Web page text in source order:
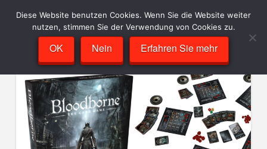
Diese Website benutzen Cookies. Wenn Sie die Website weiter
nutzen, stimmen Sie der Verwendung von Cookies zu.
OK Nein Erfahren Sie mehr